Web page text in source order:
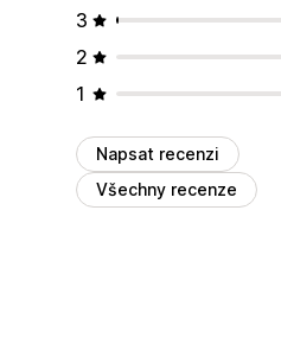
3
2
1
Napsat recenzi
Všechny recenze